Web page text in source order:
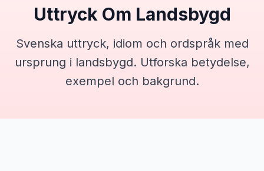
Uttryck Om Landsbygd
Svenska uttryck, idiom och ordspråk med
ursprung i landsbygd. Utforska betydelse,
exempel och bakgrund.